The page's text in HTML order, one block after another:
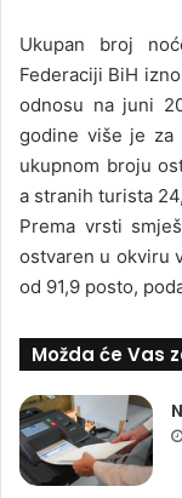
Ukupan broj
Federaciji BiH
odnosu na juni
godine više je za
ukupnom broju
a stranih turista
Prema vrsti
ostvaren u okviru
od 91,9 posto,
Možda će Vas